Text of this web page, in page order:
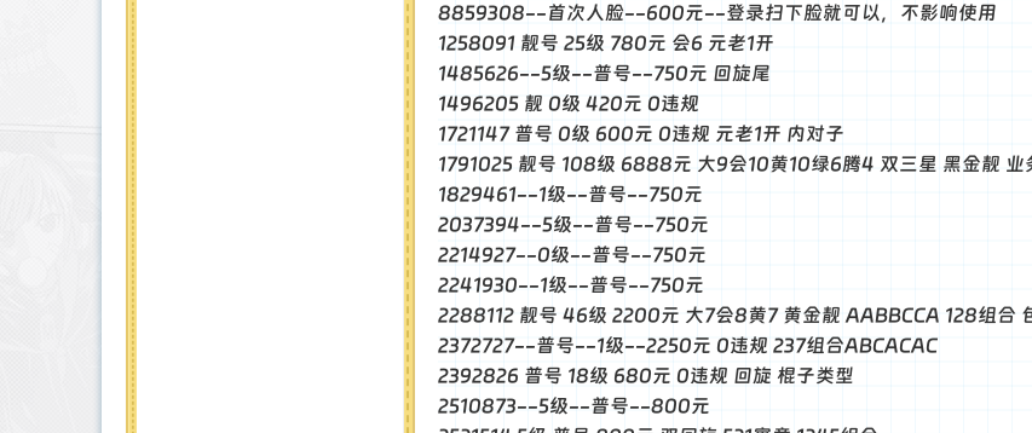
8859308--首次人脸--600元--登录扫下脸就可以，不影响使用
1258091 靓号 25级 780元 会6 元老1开
1485626--5级--普号--750元 回旋尾
1496205 靓 0级 420元 0违规
1721147 普号 0级 600元 0违规 元老1开 内对子
1791025 靓号 108级 6888元 大9会10黄10绿6腾4 双三星 黑金靓
1829461--1级--普号--750元
2037394--5级--普号--750元
2214927--0级--普号--750元
2241930--1级--普号--750元
2288112 靓号 46级 2200元 大7会8黄7 黄金靓 AABBCCA 128组合
2372727--普号--1级--2250元 0违规 237组合ABCACAC
2392826 普号 18级 680元 0违规 回旋 棍子类型
2510873--5级--普号--800元